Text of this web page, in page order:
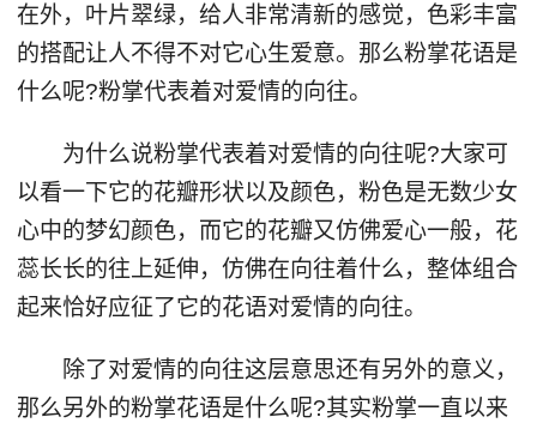
在外，叶片翠绿，给人非常清新的感觉，色彩丰富
的搭配让人不得不对它心生爱意。那么粉掌花语是
什么呢?粉掌代表着对爱情的向往。
为什么说粉掌代表着对爱情的向往呢?大家可
以看一下它的花瓣形状以及颜色，粉色是无数少女
心中的梦幻颜色，而它的花瓣又仿佛爱心一般，花
蕊长长的往上延伸，仿佛在向往着什么，整体组合
起来恰好应征了它的花语对爱情的向往。
除了对爱情的向往这层意思还有另外的意义，
那么另外的粉掌花语是什么呢?其实粉掌一直以来